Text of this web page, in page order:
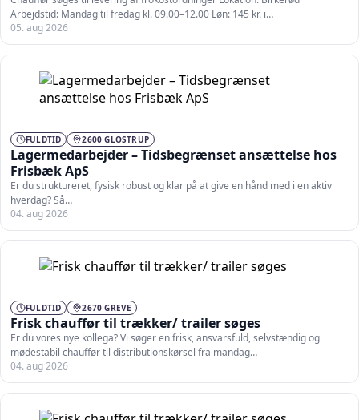
Arbejdstid: Mandag til fredag kl. 09.00–12.00 Løn: 145 kr. i…
05. aug 2026
FULDTID 2600 GLOSTRUP
Lagermedarbejder – Tidsbegrænset ansættelse hos
Frisbæk ApS
Er du struktureret, fysisk robust og klar på at give en hånd med i en aktiv
hverdag? Så…
04. aug 2026
FULDTID 2670 GREVE
Frisk chauffør til trækker/ trailer søges
Er du vores nye kollega? Vi søger en frisk, ansvarsfuld, selvstændig og
mødestabil chauffør til distributionskørsel fra mandag…
04. aug 2026